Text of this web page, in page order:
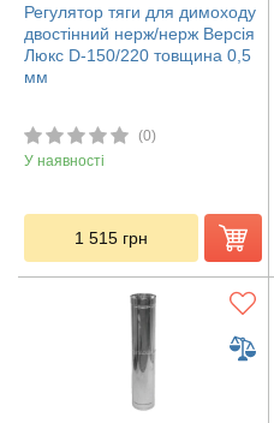
Регулятор тяги для димоходу
двостінний нерж/нерж Версія
Люкс D-150/220 товщина 0,5
мм
(0)
У наявності
1 515 грн